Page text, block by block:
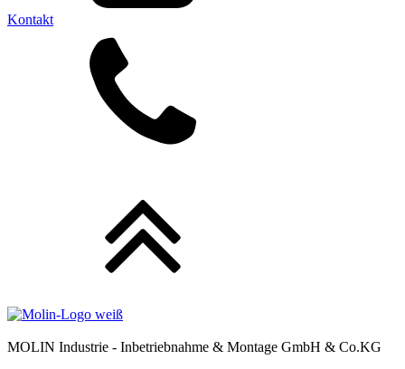
Kontakt
MOLIN Industrie - Inbetriebnahme & Montage GmbH & Co.KG